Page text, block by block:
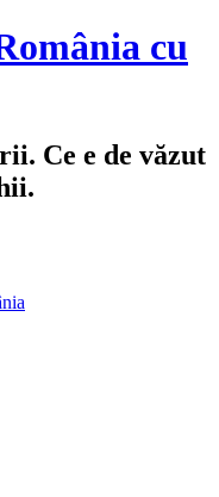
cu
Ce e de văzut